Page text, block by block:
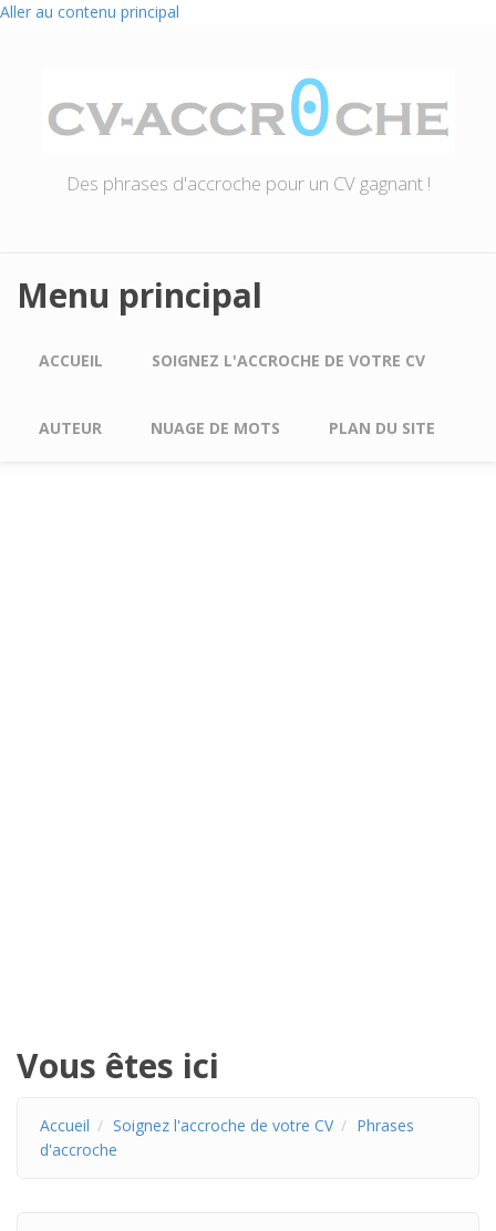
Aller au contenu principal
Des phrases d'accroche pour un CV gagnant !
Menu principal
ACCUEIL SOIGNEZ L'ACCROCHE DE VOTRE CV
AUTEUR NUAGE DE MOTS PLAN DU SITE
Vous êtes ici
Accueil Soignez l'accroche de votre CV
Phrases
d'accroche